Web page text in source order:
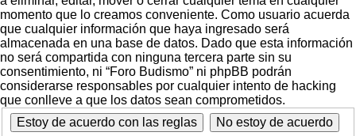
momento que lo creamos conveniente. Como usuario acuerda
que cualquier información que haya ingresado será
almacenada en una base de datos. Dado que esta información
no será compartida con ninguna tercera parte sin su
consentimiento, ni “Foro Budismo” ni phpBB podrán
considerarse responsables por cualquier intento de hacking
que conlleve a que los datos sean comprometidos.